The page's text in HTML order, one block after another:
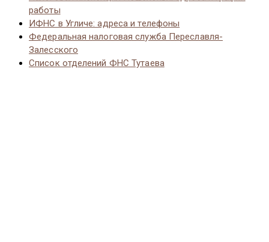
работы
ИФНС в Угличе: адреса и телефоны
Федеральная налоговая служба Переславля-
Залесского
Список отделений ФНС Тутаева